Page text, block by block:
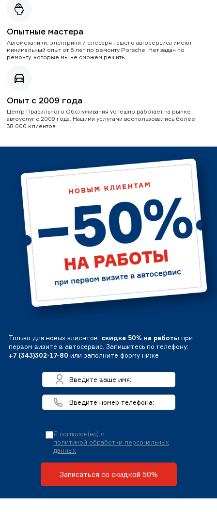
Опытные мастера
Автомеханики, электрики и слесаря нашего автосервиса имеют
минимальный опыт от 6 лет по ремонту Porsche. Нет задач по
ремонту, которые мы не сможем решить.
Опыт с 2009 года
Центр Правильного Обслуживания успешно работает на рынке
автоуслуг с 2009 года. Нашими услугами воспользовались более
38 000 клиентов.
Только для новых клиентов: скидка 50% на работы при
первом визите в автосервис. Запишитесь по телефону:
+7 (343)302-17-80 или заполните форму ниже
Я согласен(на) с
политикой обработки персональных
данных
Записаться со скидкой 50%